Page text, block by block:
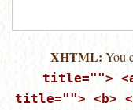
XHTML: You
title="">
title=""> <b>